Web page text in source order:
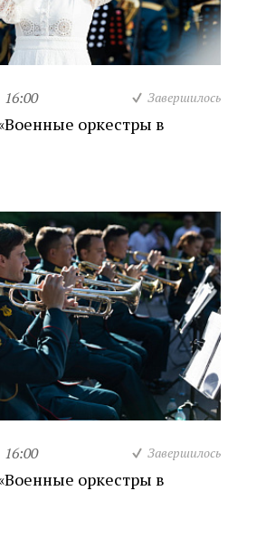
16:00 Завершилось
оркестры в
16:00 Завершилось
оркестры в